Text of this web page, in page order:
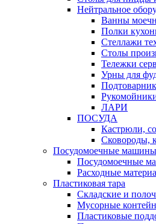
Нейтральное
Ванны
Полки
Стеллажи
Столы
Тележки
Урны для
ЛАРИ
ПОСУДА
Кастрюли,
Сковороды,
Посудомоечные машины
Посудомоечные
Расходные
Пластиковая тара
Складские и
Мусорные
Пластиковые